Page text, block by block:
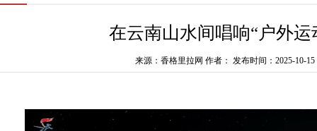
在云南山水间唱响“户外运
来源：香格里拉网 作者： 发布时间：2025-10-15